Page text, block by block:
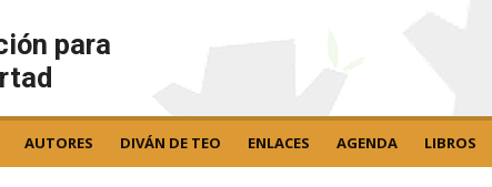
para
AUTORES DIVÁN DE TEO ENLACES AGENDA LIBROS